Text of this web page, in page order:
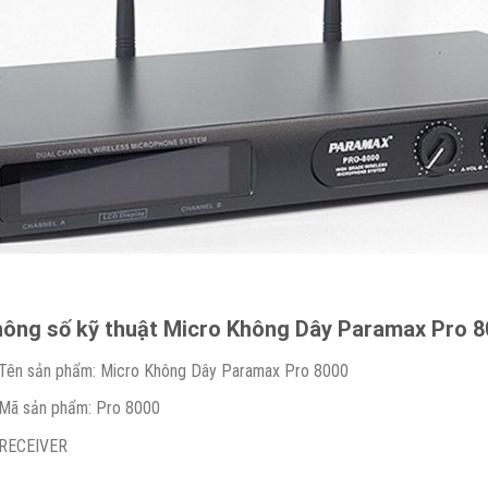
số kỹ thuật Micro Không Dây Paramax Pro
sản phẩm: Micro Không Dây Paramax Pro 8000
sản phẩm: Pro 8000